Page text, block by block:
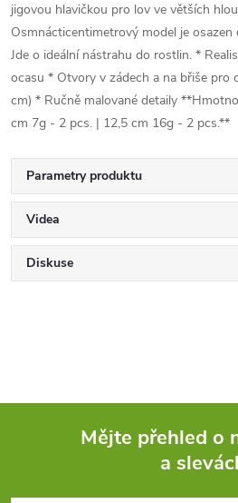
jigovou hlavičkou pro lov ve větších
Osmnácticentimetrový model je
Jde o ideální nástrahu do rostlin. *
ocasu * Otvory v zádech a na břiše pro
cm) * Ručně malované detaily
cm 7g - 2 pcs. | 12,5 cm 16g - 2 pcs.**
Parametry produktu
Videa
Diskuse
Mějte přehled o
a